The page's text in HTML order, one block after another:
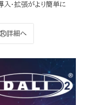
入・拡張がより簡単に
詳細へ